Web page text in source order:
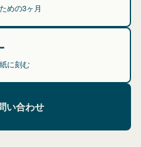
めの3ヶ月
に刻む
い合わせ